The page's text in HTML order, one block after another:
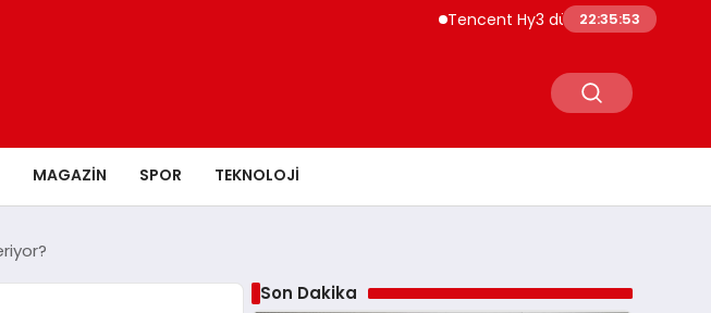
Tencent Hy3 dünya genelinde kullanıma
22:35:54
MAGAZIN SPOR TEKNOLOJI
Son Dakika